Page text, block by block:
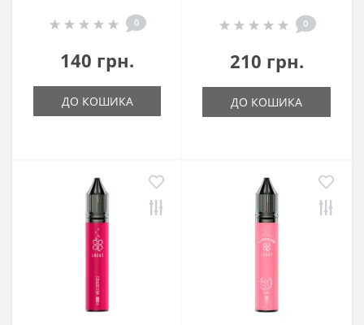
0
140 грн.
ДО КОШИКА
0
210 грн.
ДО КОШИКА